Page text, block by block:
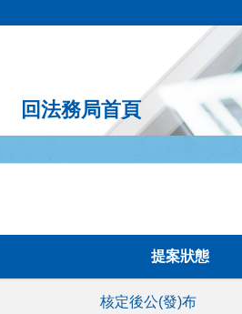
回法務局首頁
提案狀態
核定後公(發)布